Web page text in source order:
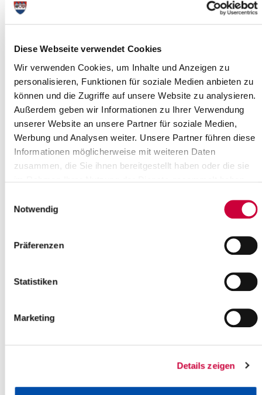
Diese Webseite verwendet Cookies
Wir verwenden Cookies, um Inhalte und Anzeigen zu
personalisieren, Funktionen für soziale Medien anbieten zu
können und die Zugriffe auf unsere Website zu analysieren.
Außerdem geben wir Informationen zu Ihrer Verwendung
unserer Website an unsere Partner für soziale Medien,
Werbung und Analysen weiter. Unsere Partner führen diese
Informationen möglicherweise mit weiteren Daten
zusammen, die Sie ihnen bereitgestellt haben oder die sie
Notwendig
Präferenzen
Statistiken
Marketing
Details zeigen
Nr. 21/2008 vom 29.04.2008
Satzung des Kreises Steinburg über die Beauftragte für
(Naturschutzbeirat)
Read more
Nr. 14/2008 vom 10.04.2008
Satzung zur 2. Änderung der Satzung über die Anerkennung der
notwendigen Kosten für die Schülerbeförderung im Kreis
Steinburg...
2. Satzung zur Änderung der Satzung über die Annahme von
den Wertstoffhöfen im Kreis Steinburg
die Heranziehung von kreisangehörigen Städten und Ämtern zu